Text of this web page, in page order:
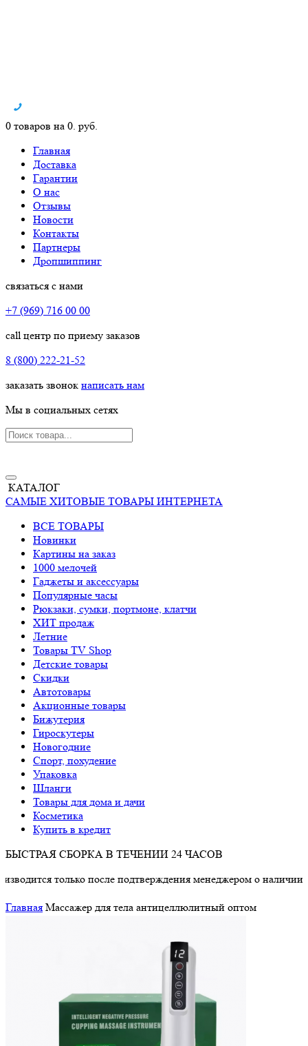
0 товаров на 0. руб.
Главная
Доставка
Гарантии
О нас
Отзывы
Новости
Контакты
Партнеры
Дропшиппинг
связаться с нами
+7 (969) 716 00 00
call центр по приему заказов
8 (800) 222-21-52
заказать звонок написать нам
Мы в социальных сетях
КАТАЛОГ
САМЫЕ ХИТОВЫЕ ТОВАРЫ ИНТЕРНЕТА
ВСЕ ТОВАРЫ
Новинки
Картины на заказ
1000 мелочей
Гаджеты и аксессуары
Популярные часы
Рюкзаки, сумки, портмоне, клатчи
ХИТ продаж
Летние
Товары TV Shop
Детские товары
Cкидки
Автотовары
Акционные товары
Бижутерия
Гироскутеры
Новогодние
Спорт, похудение
Упаковка
Шланги
Товары для дома и дачи
Косметика
Купить в кредит
БЫСТРАЯ СБОРКА В ТЕЧЕНИИ 24 ЧАСОВ
только после подтверждения менеджером о наличии товара.
Главная Массажер для тела антицеллюлитный оптом